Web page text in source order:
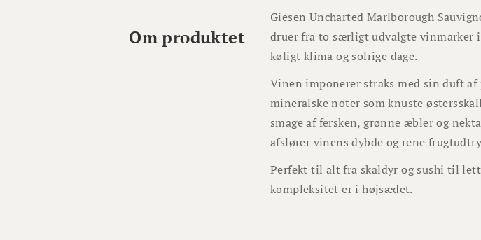
Om produktet
Giesen Uncharted Marlborough
druer fra to særligt udvalgte vinmarker
køligt klima og solrige dage.
Vinen imponerer straks med sin duft
mineralske noter som knuste
smage af fersken, grønne æbler og
afslører vinens dybde og rene
Perfekt til alt fra skaldyr og sushi til
kompleksitet er i højsædet.